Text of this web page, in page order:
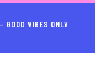
VIBES ONLY